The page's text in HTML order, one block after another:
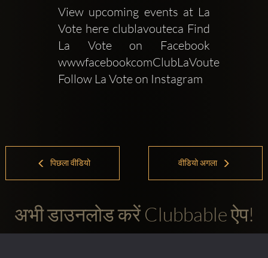
View upcoming events at La
Vote here clublavouteca Find
La Vote on Facebook
wwwfacebookcomClubLaVoute
Follow La Vote on Instagram
पिछला वीडियो वीडियो अगला
अभी डाउनलोड करें Clubbable ऐप!